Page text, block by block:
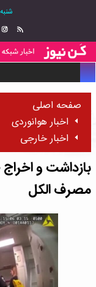
شنبه ۱۷ مرداد ۱۴۰۵
صفحه اصلی
اخبار هوانوردی
اخبار خارجی
بازداشت و
مصرف الکل